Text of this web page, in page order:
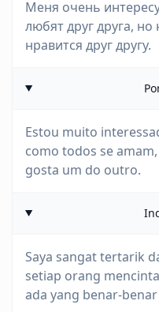
Меня очень
любят друг друга,
нравится друг другу.
Estou muito
como todos se
gosta um do outro.
Saya sangat tertarik
setiap orang
ada yang benar-